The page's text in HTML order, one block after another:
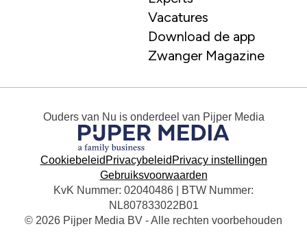
Vacatures
Download de app
Zwanger Magazine
Ouders van Nu is onderdeel van Pijper Media
Cookiebeleid Privacybeleid Privacy instellingen
Gebruiksvoorwaarden
KvK Nummer: 02040486 | BTW Nummer:
NL807833022B01
© 2026 Pijper Media BV - Alle rechten voorbehouden